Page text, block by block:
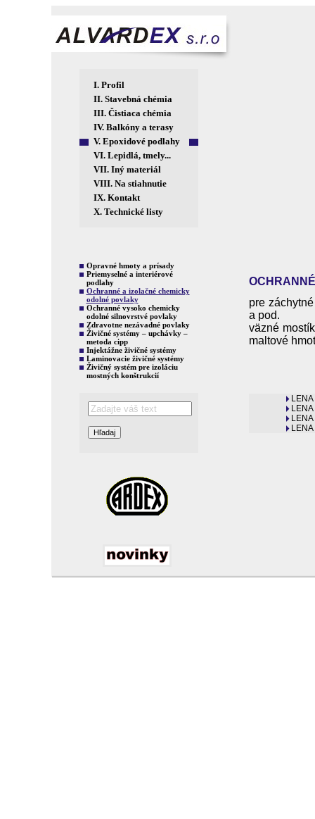
I. Profil
II. Stavebná chémia
III. Čistiaca chémia
IV. Balkóny a terasy
V. Epoxidové podlahy
VI. Lepidlá, tmely...
VII. Iný materiál
VIII. Na stiahnutie
IX. Kontakt
X. Technické listy
Opravné hmoty a prísady
Priemyselné a interiérové
podlahy
Ochranné a izolačné chemicky
odolné povlaky
Ochranné vysoko chemicky
odolné silnovrstvé povlaky
Zdravotne nezávadné povlaky
Živičné systémy – upchávky –
metoda cipp
Injektážne živičné systémy
Laminovacie živičné systémy
Živičný systém pre izoláciu
mostných konštrukcií
pre
a pod.
väzné
maltové